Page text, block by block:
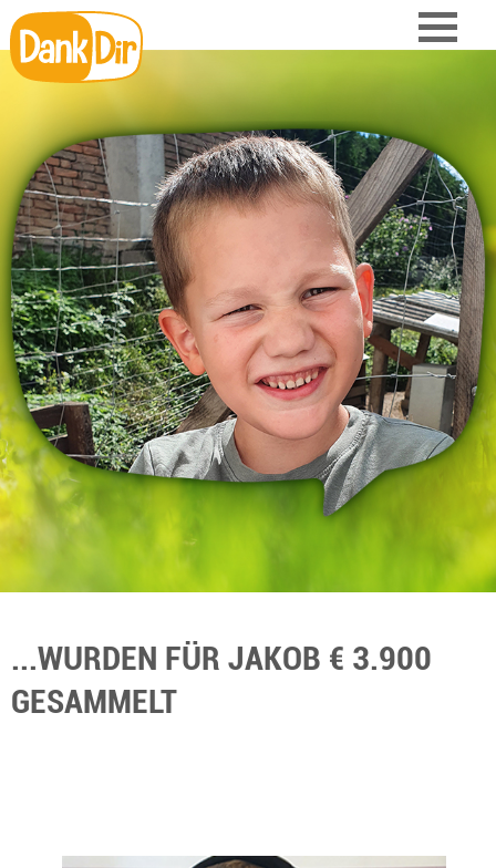
...WURDEN FÜR JAKOB € 3.900
GESAMMELT